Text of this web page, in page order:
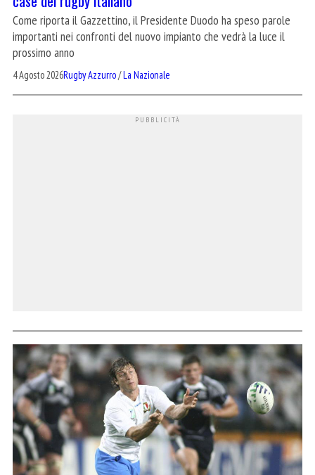
Come riporta il Gazzettino, il Presidente Duodo ha speso parole
importanti nei confronti del nuovo impianto che vedrà la luce il
prossimo anno
4 Agosto 2026Rugby Azzurro/La Nazionale